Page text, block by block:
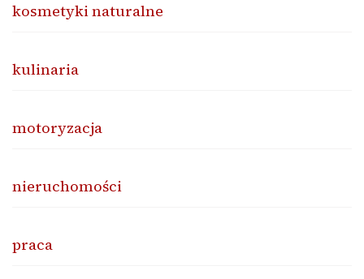
kosmetyki naturalne
kulinaria
motoryzacja
nieruchomości
praca